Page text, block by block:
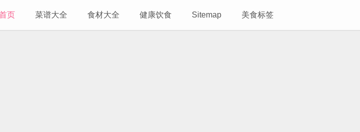
页 菜谱大全 食材大全 健康饮食 Sitemap 美食标签